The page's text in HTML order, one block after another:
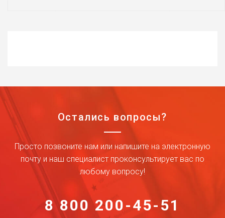
Остались вопросы?
Просто позвоните нам или напишите на электронную
почту и наш специалист проконсультирует вас по
любому вопросу!
8 800 200-45-51